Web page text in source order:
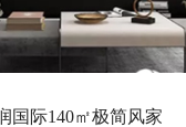
国际140㎡极简风家